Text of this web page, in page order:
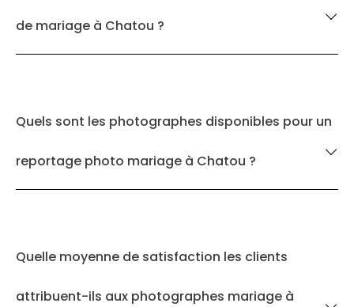
de mariage à Chatou ?
Quels sont les photographes disponibles pour un
reportage photo mariage à Chatou ?
Quelle moyenne de satisfaction les clients
attribuent-ils aux photographes mariage à